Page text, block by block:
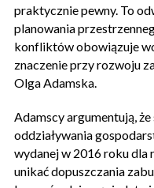
praktycznie pewny. To
planowania
konfliktów obowiązuje
znaczenie przy rozwoju
Olga Adamska.
Adamscy argumentują,
oddziaływania
wydanej w 2016 roku dla
unikać dopuszczania